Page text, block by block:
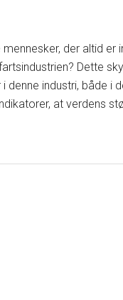
der altid er
Dette
denne industri, både i
at verdens